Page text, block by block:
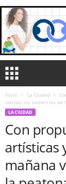
Inicio La Ciudad
viernes los comercios de
LA CIUDAD
Con
artísticas
mañana